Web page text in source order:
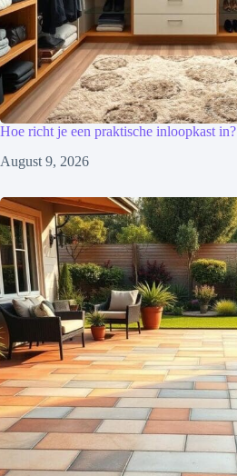
Hoe richt je een praktische inloopkast in?
August 9, 2026